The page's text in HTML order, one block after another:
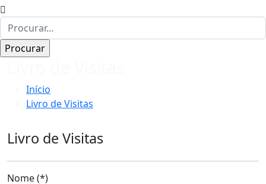
Início
Livro de Visitas
Livro de Visitas
Nome (*)